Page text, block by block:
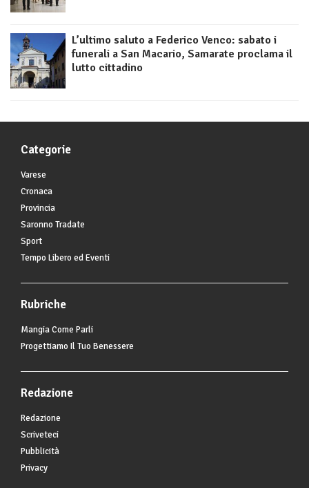
L’ultimo saluto a Federico Venco: sabato i
funerali a San Macario, Samarate proclama il
lutto cittadino
Categorie
Varese
Cronaca
Provincia
Saronno Tradate
Sport
Tempo Libero ed Eventi
Rubriche
Mangia Come Parli
Progettiamo Il Tuo Benessere
Redazione
Redazione
Scriveteci
Pubblicità
Privacy